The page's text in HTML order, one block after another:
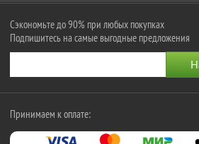
Сэкономьте до 90% при любых покупках
Подпишитесь на самые выгодные предложения
Принимаем к оплате: